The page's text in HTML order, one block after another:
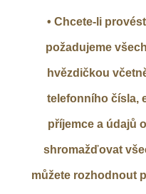
• Chcete-li
požadujeme
hvězdičkou
telefonního čísla,
příjemce a údajů
shromažďovat
můžete rozhodnout